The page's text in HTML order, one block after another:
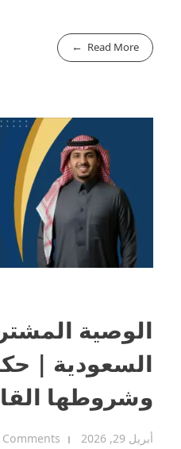
Read More
الوصية
السعودية |
وشروطها
أبريل 29, 2026 Comments